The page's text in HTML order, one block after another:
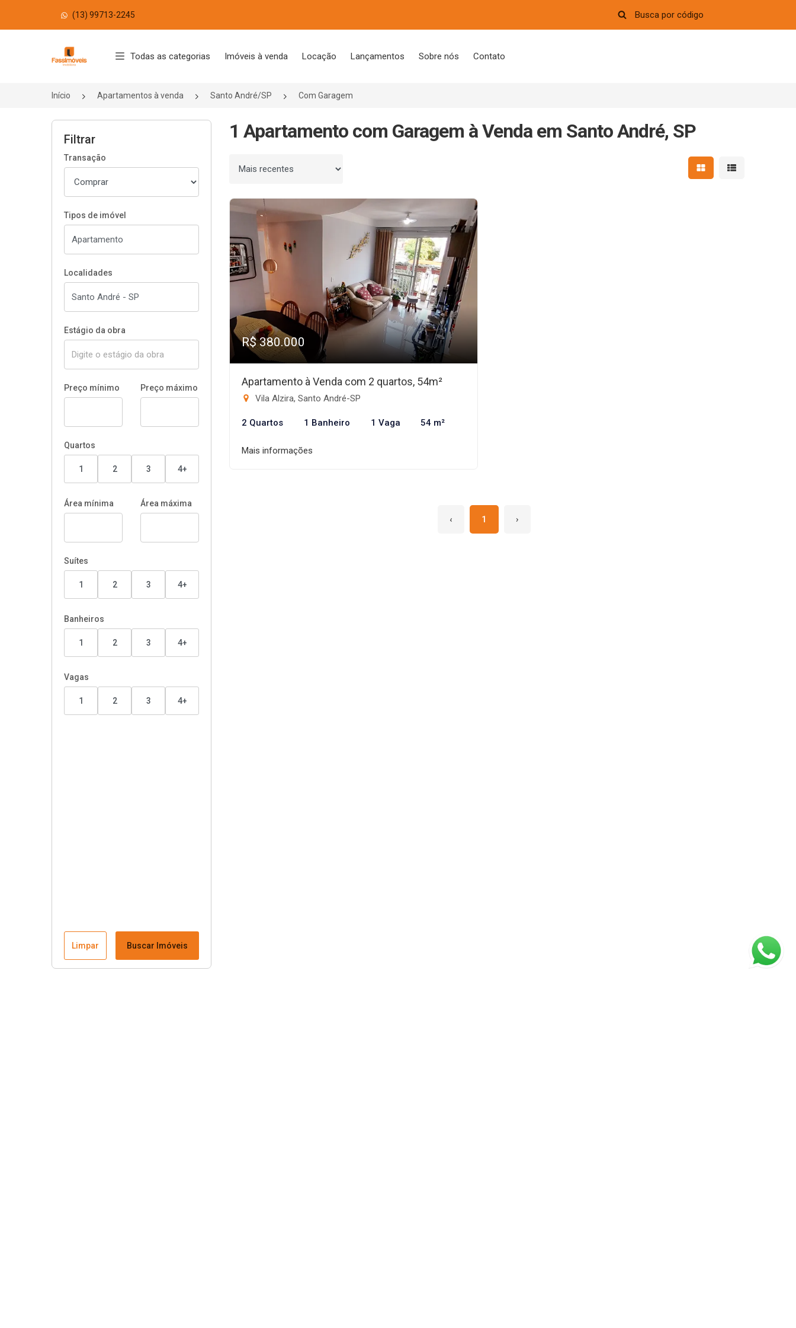
(13) 99713-2245
Página inicial
Todas as categorias Imóveis à venda Locação Lançamentos Sobre nós Contato
Início Apartamentos à venda Santo André/SP Com Garagem
Filtrar
Transação
Tipos de imóvel
Localidades
Estágio da obra
Preço mínimo Preço máximo
Quartos
1 2 3 4+
Área mínima Área máxima
Suítes
1 2 3 4+
Banheiros
1 2 3 4+
Vagas
1 2 3 4+
Limpar Buscar Imóveis
1 Apartamento com Garagem à Venda em Santo André, SP
Ordenar por Mostrar resultados em
Mostrar
R$ 380.000
Apartamento à Venda com 2 quartos, 54m²
Vila Alzira, Santo André-SP
2 Quartos 1 Banheiro 1 Vaga 54 m²
Mais informações
‹ 1 ›